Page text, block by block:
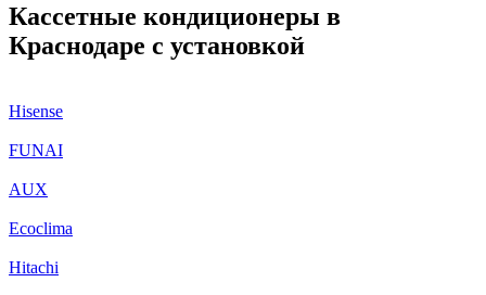
Кассетные кондиционеры в
Краснодаре с установкой
Hisense
FUNAI
AUX
Ecoclima
Hitachi